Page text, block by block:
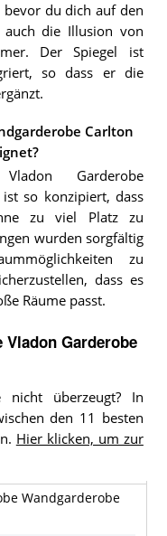
du dich auf den
auch die Illusion von
Der Spiegel ist
so dass er die
Carlton
Garderobe
so konzipiert, dass
zu viel Platz zu
wurden sorgfältig
zu
dass es
Räume passt.
Vladon Garderobe
nicht überzeugt? In
den 11 besten
Hier klicken, um zur
Wandgarderobe